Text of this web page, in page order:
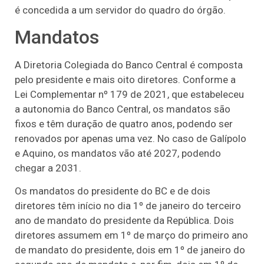
é concedida a um servidor do quadro do órgão.
Mandatos
A Diretoria Colegiada do Banco Central é composta
pelo presidente e mais oito diretores. Conforme a
Lei Complementar nº 179 de 2021, que estabeleceu
a autonomia do Banco Central, os mandatos são
fixos e têm duração de quatro anos, podendo ser
renovados por apenas uma vez. No caso de Galípolo
e Aquino, os mandatos vão até 2027, podendo
chegar a 2031.
Os mandatos do presidente do BC e de dois
diretores têm início no dia 1º de janeiro do terceiro
ano de mandato do presidente da República. Dois
diretores assumem em 1º de março do primeiro ano
de mandato do presidente, dois em 1º de janeiro do